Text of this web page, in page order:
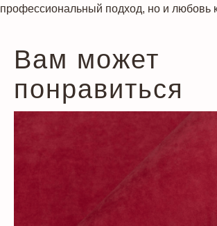
профессиональный подход, но и любовь
Вам может
понравиться